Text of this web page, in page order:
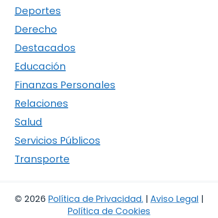
Deportes
Derecho
Destacados
Educación
Finanzas Personales
Relaciones
Salud
Servicios Públicos
Transporte
© 2026 Política de Privacidad. | Aviso Legal |
Política de Cookies